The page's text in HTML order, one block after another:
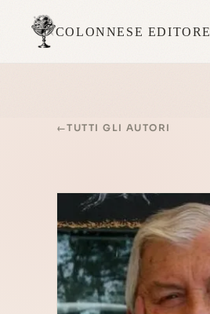
COLONNESE EDITORE
←TUTTI GLI AUTORI